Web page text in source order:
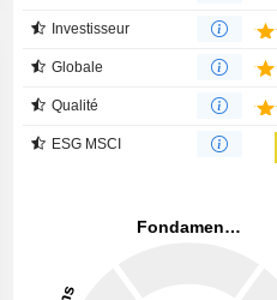
Investisseur
Globale
Qualité
ESG MSCI